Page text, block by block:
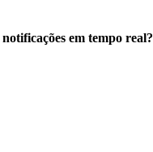
notificações em tempo real?